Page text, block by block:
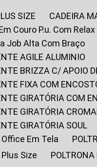
SIZE
CADEIRA
Couro P.u. Com Relax
Job Alta Com Braço
AGILE ALUMINIO
BRIZZA C/ APOIO
FIXA COM
GIRATÓRIA COM
GIRATÓRIA
GIRATÓRIA SOUL
Em Tela
Size